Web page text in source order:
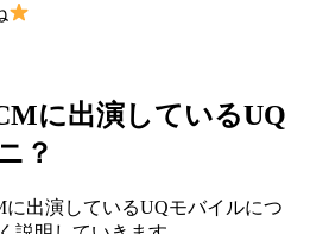
に出演しているUQ
？
に出演しているUQモバイルにつ